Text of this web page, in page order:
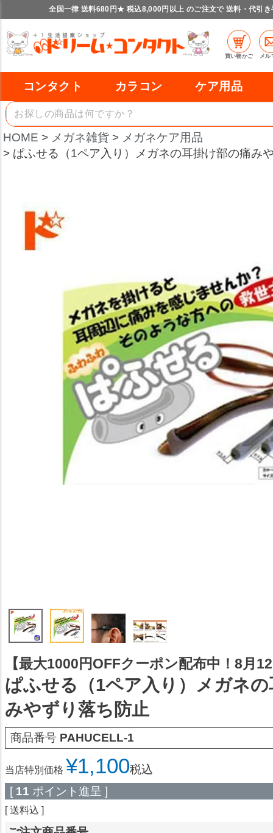
全国一律 送料680円★ 税込8,000円以上 のご注文で 送料・代引き
買い物かご メル
コンタクト カラコン ケア用品
HOME メガネ雑貨
メガネケア用品
ぱふせる（1ペア入り）メガネの耳掛け部の痛み
【最大1000円OFFクーポン配布中！8月
ぱふせる（1ペア入り）メガネ
みやずり落ち防止
商品番号 PAHUCELL-1
当店特別価格 ¥1,100税込
[ 11 ポイント進呈 ]
送料込